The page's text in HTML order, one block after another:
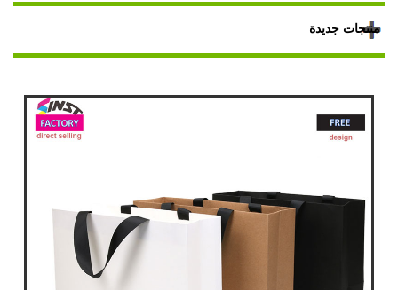
منتجات جديدة